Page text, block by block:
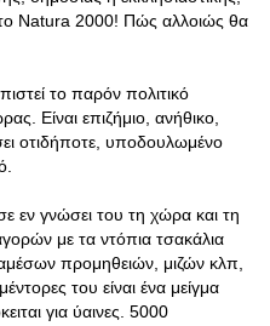
Natura 2000! Πώς αλλοιώς θα
το παρόν πολιτικό
Είναι επιζήμιο, ανήθικο,
οτιδήποτε, υποδουλωμένο
εν γνώσει του τη χώρα και τη
με τα ντόπια τσακάλια
προμηθειών, μιζών κλπ,
του είναι ένα μείγμα
για ύαινες. 5000